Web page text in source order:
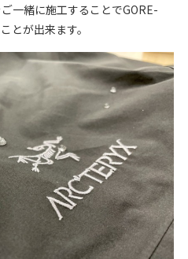
一緒に施工することでGORE-
とが出来ます。